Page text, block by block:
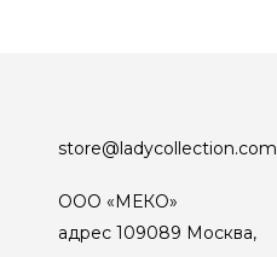
store@ladycollection.com
ООО «МЕКО»
адрес 109089 Москва,